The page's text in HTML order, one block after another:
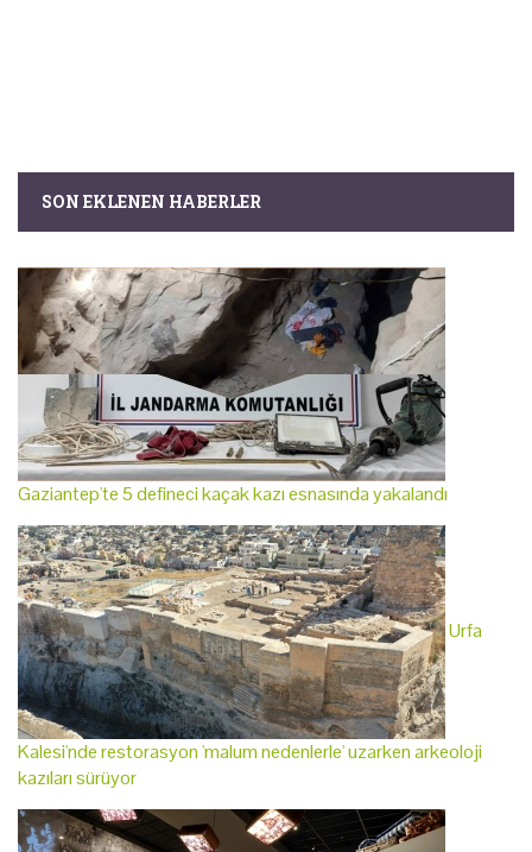
SON EKLENEN HABERLER
Gaziantep'te 5 defineci kaçak kazı esnasında yakalandı
Urfa
Kalesi'nde restorasyon 'malum nedenlerle' uzarken arkeoloji
kazıları sürüyor